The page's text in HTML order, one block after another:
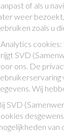
of als u
weer
zoals u
Analytics
SVD
ons. De
Wij
SVD
van